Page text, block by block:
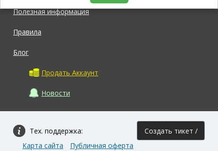
Полезная информация
Правила
Блог
Продать Аккаунт
Новости
Тех. поддержка: Создать тикет /
Карта сайта Публичная оферта